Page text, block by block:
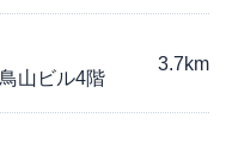
山ビル4階
3.7km